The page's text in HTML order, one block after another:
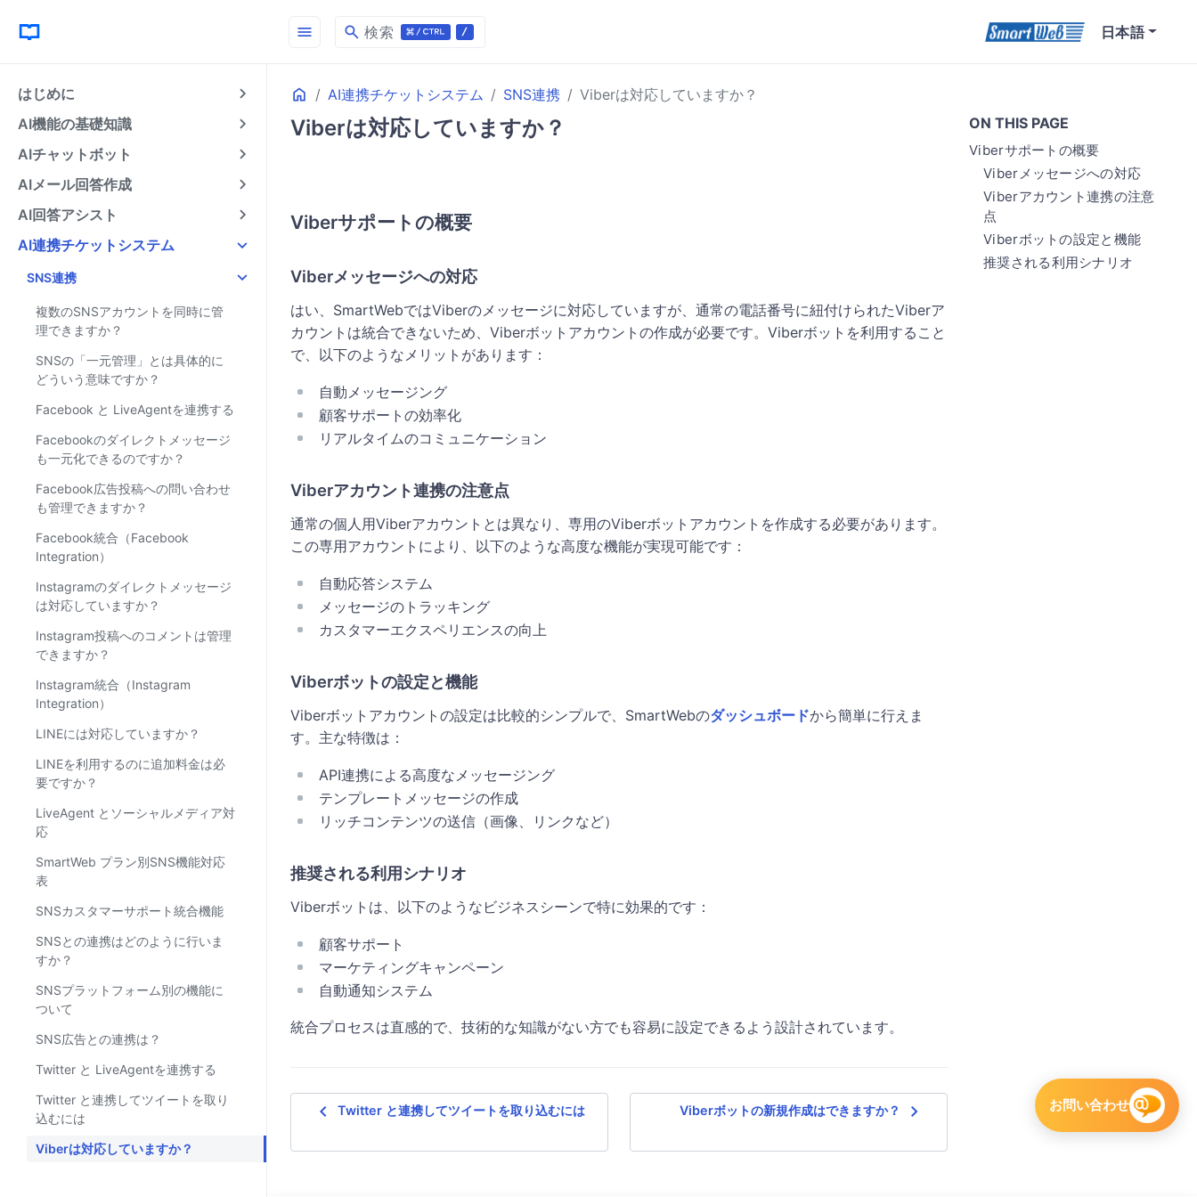
はじめに
AI機能の基礎知識
AIチャットボット
AIメール回答作成
AI回答アシスト
AI連携チケットシステム
SNS連携
複数のSNSアカウントを同時に管
理できますか？
SNSの「一元管理」とは具体的に
どういう意味ですか？
Facebook と LiveAgentを連携する
Facebookのダイレクトメッセージ
も一元化できるのですか？
Facebook広告投稿への問い合わせ
も管理できますか？
Facebook統合（Facebook
Integration）
Instagramのダイレクトメッセージ
は対応していますか？
Instagram投稿へのコメントは管理
できますか？
Instagram統合（Instagram
Integration）
LINEには対応していますか？
LINEを利用するのに追加料金は必
要ですか？
LiveAgent とソーシャルメディア対
応
SmartWeb プラン別SNS機能対応
表
SNSカスタマーサポート統合機能
SNSとの連携はどのように行いま
すか？
SNSプラットフォーム別の機能に
ついて
SNS広告との連携は？
Twitter と LiveAgentを連携する
Twitter と連携してツイートを取り
込むには
Viberは対応していますか？
menu search 検索 日本語
Home AI連携チケットシステム SNS連携
Viberは対応していますか？
ON THIS PAGE
Viberサポートの概要
Viberメッセージへの対応
Viberアカウント連携の注意
点
Viberボットの設定と機能
推奨される利用シナリオ
Viberは対応していますか？
Viberサポートの概要
Viberメッセージへの対応
はい、SmartWebではViberのメッセージに対応していますが、通常の電話番号に紐付けられたViberア
カウントは統合できないため、Viberボットアカウントの作成が必要です。Viberボットを利用すること
で、以下のようなメリットがあります：
自動メッセージング
顧客サポートの効率化
リアルタイムのコミュニケーション
Viberアカウント連携の注意点
通常の個人用Viberアカウントとは異なり、専用のViberボットアカウントを作成する必要があります。
この専用アカウントにより、以下のような高度な機能が実現可能です：
自動応答システム
メッセージのトラッキング
カスタマーエクスペリエンスの向上
Viberボットの設定と機能
Viberボットアカウントの設定は比較的シンプルで、SmartWebのダッシュボードから簡単に行えま
す。主な特徴は：
API連携による高度なメッセージング
テンプレートメッセージの作成
リッチコンテンツの送信（画像、リンクなど）
推奨される利用シナリオ
Viberボットは、以下のようなビジネスシーンで特に効果的です：
顧客サポート
マーケティングキャンペーン
自動通知システム
統合プロセスは直感的で、技術的な知識がない方でも容易に設定できるよう設計されています。
navigate_before Twitter と連携してツイートを取り込むには Viberボットの新規作成はできますか？ navigate_next お問い合わせ